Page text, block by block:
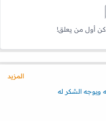
كن أول من يعلق!
المزيد
ويوجه الشكر له